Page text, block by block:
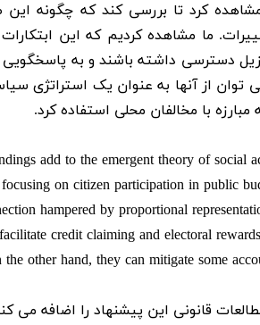
کرد تا بررسی کند که چگونه
ما مشاهده کردیم که این ابتکارات
دسترسی داشته باشند و به پاسخگویی
از آنها به عنوان یک استراتژی
با مخالفان محلی استفاده کرد.
add to the emergent theory of social
focusing on citizen participation in public
hampered by proportional
credit claiming and electoral
other hand, they can mitigate some
قانونی این پیشنهاد را اضافه می